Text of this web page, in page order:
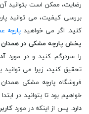
رضایت، ممکن است بتوانید
بررسی کیفیت، می توانید
کنید. اگر می خواهید پارچه
پخش پارچه مشکی در همدان
را سردرگم کنید و در مورد
تحقیق کنید، زیرا می توانید
فروشگاه پارچه مشکی
خواهیم بود تا بتوانید در
دارد. پس از اینکه در مورد